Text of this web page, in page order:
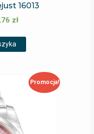
16013
zł
Promocja!